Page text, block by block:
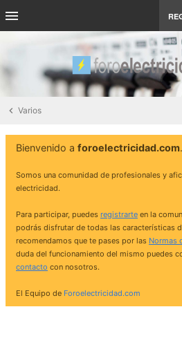
Varios
Bienvenido a foroelectricidad.com.
Somos una comunidad de profesionales y
electricidad.
Para participar, puedes registrarte en la
podrás disfrutar de todas las características
recomendamos que te pases por las Normas
duda del funcionamiento del mismo puedes
contacto con nosotros.
El Equipo de Foroelectricidad.com